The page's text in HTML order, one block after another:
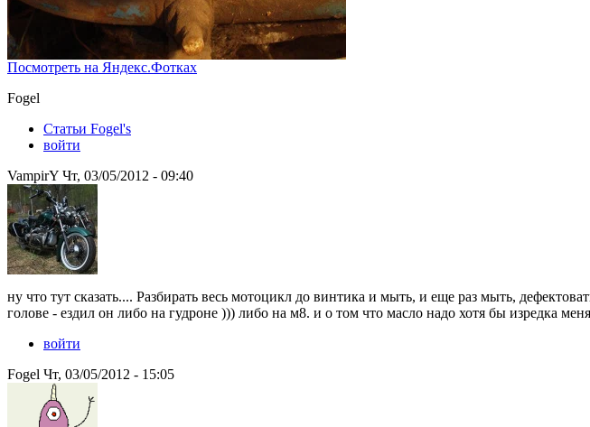
Посмотреть на Яндекс.Фотках
Fogel
Статьи Fogel's
войти
VampirY Чт, 03/05/2012 - 09:40
ну что тут сказать.... Разбирать весь мотоцикл до винтика и мыть, и еще раз мыть,
голове - ездил он либо на гудроне ))) либо на м8. и о том что масло надо хотя бы изредка
войти
Fogel Чт, 03/05/2012 - 15:05